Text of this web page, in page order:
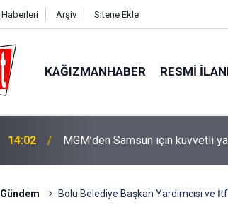
Haberleri Arşiv Sitene Ekle
KAĞIZMANHABER RESMI
14:02 MGM’den Samsun için kuvvetli
Bolu Belediye Başkan Yardımcısı